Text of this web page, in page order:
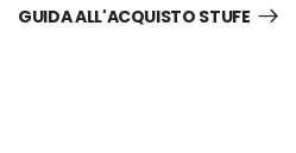
GUIDA ALL'ACQUISTO STUFE